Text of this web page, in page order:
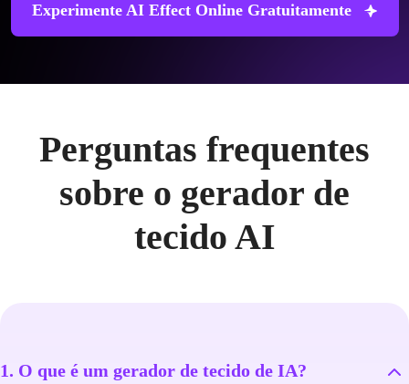
Experimente AI Effect Online Gratuitamente
Perguntas frequentes
sobre o gerador de
tecido AI
1. O que é um gerador de tecido de IA?